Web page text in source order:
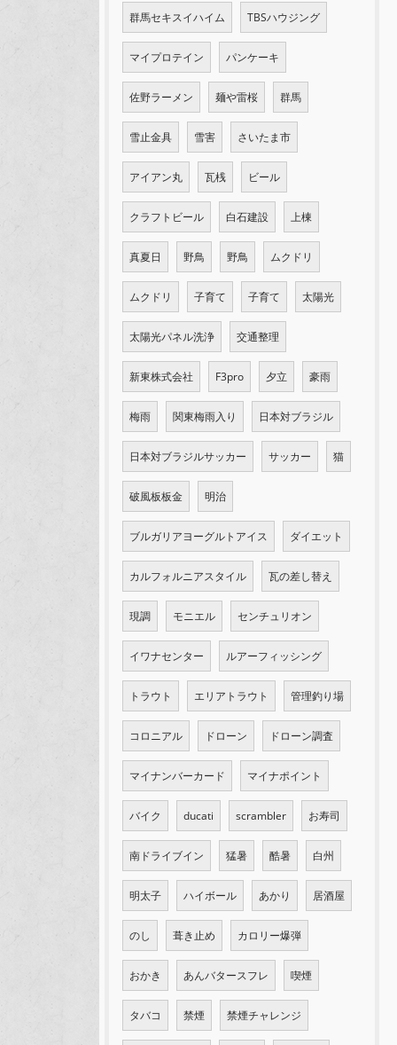
群馬セキスイハイム TBSハウジング
マイプロテイン パンケーキ
佐野ラーメン 麺や雷桜 群馬
雪止金具 雪害 さいたま市
アイアン丸 瓦桟 ビール
クラフトビール 白石建設 上棟
真夏日 野鳥 野鳥 ムクドリ
ムクドリ 子育て 子育て 太陽光
太陽光パネル洗浄 交通整理
新東株式会社 F3pro 夕立 豪雨
梅雨 関東梅雨入り 日本対ブラジル
日本対ブラジルサッカー サッカー 猫
破風板板金 明治
ブルガリアヨーグルトアイス ダイエット
カルフォルニアスタイル 瓦の差し替え
現調 モニエル センチュリオン
イワナセンター ルアーフィッシング
トラウト エリアトラウト 管理釣り場
コロニアル ドローン ドローン調査
マイナンバーカード マイナポイント
バイク ducati scrambler お寿司
南ドライブイン 猛暑 酷暑 白州
明太子 ハイボール あかり 居酒屋
のし 葺き止め カロリー爆弾
おかき あんバタースフレ 喫煙
タバコ 禁煙 禁煙チャレンジ